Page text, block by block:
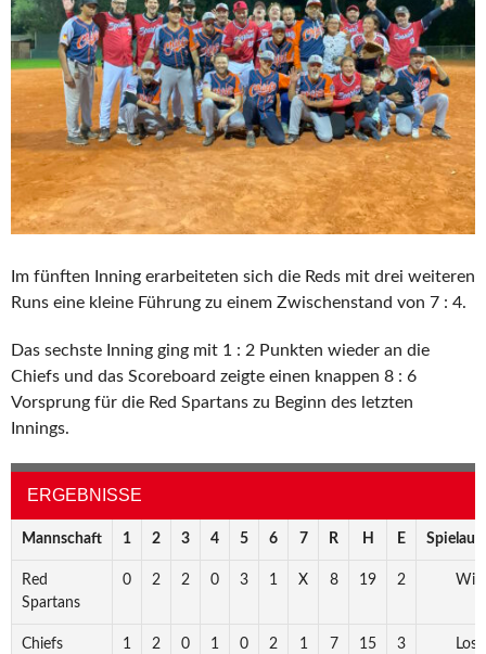
Im fünften Inning erarbeiteten sich die Reds mit drei weiteren
Runs eine kleine Führung zu einem Zwischenstand von 7 : 4.
Das sechste Inning ging mit 1 : 2 Punkten wieder an die
Chiefs und das Scoreboard zeigte einen knappen 8 : 6
Vorsprung für die Red Spartans zu Beginn des letzten
Innings.
ERGEBNISSE
Mannschaft 1 2 3 4 5 6 7 R H E
Red
Spartans
0 2 2 0 3 1 X 8 19 2 Win
Chiefs 1 2 0 1 0 2 1 7 15 3 Loss